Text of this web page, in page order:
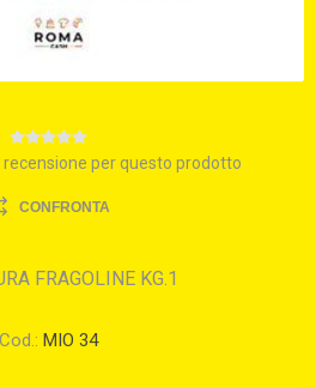
per questo prodotto
CONFRONTA
FRAGOLINE KG.1
Cod.: MIO 34